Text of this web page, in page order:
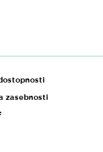
zasebnosti